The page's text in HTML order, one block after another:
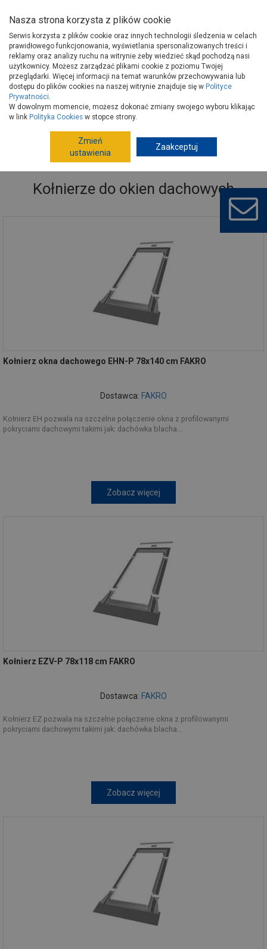
Strona główna Budowa i remont
Okna
Okna dachowe, kołnierze
Kołnierze do okien dachowych
Kołnierze do okien dachowych
Kołnierz okna dachowego EHN-P 78x140 cm FAKRO
Dostawca: FAKRO
Kołnierz EH pozwala na szczelne połączenie okna z profilowanymi
pokryciami dachowymi takimi jak: dachówka blacha...
Zobacz więcej
Kołnierz EZV-P 78x118 cm FAKRO
Dostawca: FAKRO
Kołnierz EZ pozwala na szczelne połączenie okna z profilowanymi
pokryciami dachowymi takimi jak: dachówka blacha...
Zobacz więcej
Nasza strona korzysta z plików cookie
Serwis korzysta z plików cookie oraz innych technologii śledzenia w celach
prawidłowego funkcjonowania, wyświetlania spersonalizowanych treści i
reklamy oraz analizy ruchu na witrynie żeby wiedzieć skąd pochodzą nasi
użytkownicy. Możesz zarządzać plikami cookie z poziomu Twojej
przeglądarki. Więcej informacji na temat warunków przechowywania lub
dostępu do plików cookies na naszej witrynie znajduje się w Polityce
Prywatności.
W dowolnym momencie, możesz dokonać zmiany swojego wyboru klikając
w link Polityka Cookies w stopce strony.
Zmień
ustawienia
Zaakceptuj